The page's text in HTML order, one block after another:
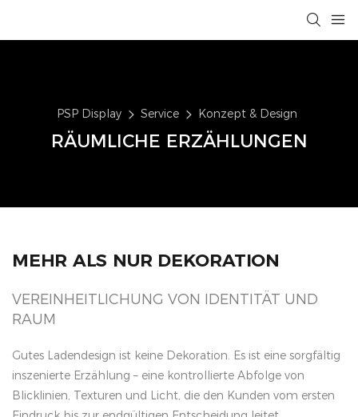
PSP Display Service Konzept & Design
RÄUMLICHE ERZÄHLUNGEN
MEHR ALS NUR DEKORATION
VEREINHEITLICHUNG VON IDENTITÄT UND
RAUM
Gutes Ladendesign ist keine Dekoration. Es ist eine sorgfältig
inszenierte Erzählung – eine kontrollierte Abfolge von
Blicklinien, Texturen und Licht, die den Kunden vom ersten